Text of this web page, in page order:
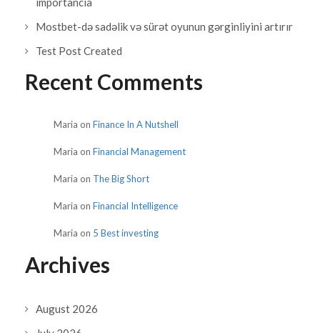
Mostbet-də sadəlik və sürət oyunun gərginliyini artırır
Test Post Created
Recent Comments
Maria on Finance In A Nutshell
Maria on Financial Management
Maria on The Big Short
Maria on Financial Intelligence
Maria on 5 Best investing
Archives
August 2026